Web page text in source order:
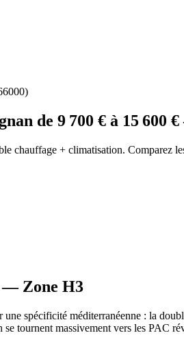
)
de 9 700 € à 15 600 €
chauffage + climatisation. Comparez
— Zone H3
spécificité méditerranéenne : la
se tournent massivement vers les